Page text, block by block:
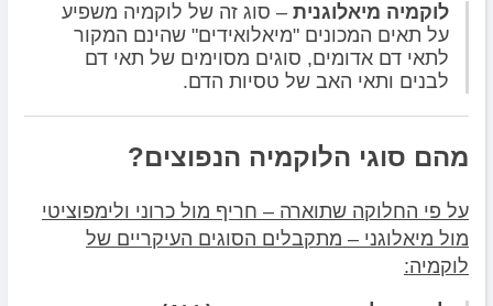
לוקמיה מיאלוגנית – סוג זה של לוקמיה משפיע
על תאים המכונים "מיאלואידים" שהינם המקור
לתאי דם אדומים, סוגים מסוימים של תאי דם
לבנים ותאי האב של טסיות הדם.
מהם סוגי הלוקמיה הנפוצים?
על פי החלוקה שתוארה – חריף מול כרוני ולימפוציטי
מול מיאלוגני – מתקבלים הסוגים העיקריים של
לוקמיה: